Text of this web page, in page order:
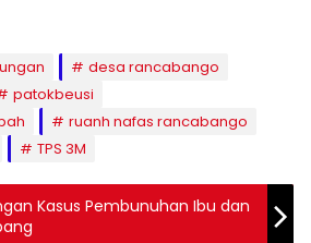
desa rancabango
patokbeusi
ruanh nafas rancabango
TPS 3M
Kasus Pembunuhan Ibu dan